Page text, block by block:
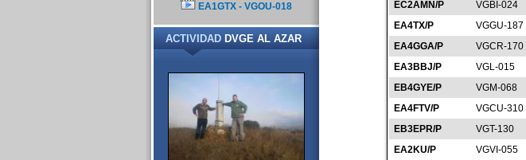
EC2AMN/P
VGBI-024
EA4TX/P
VGGU-187
EA4GGA/P
VGCR-170
EA3BBJ/P
VGL-015
EB4GYE/P
VGM-068
EA4FTV/P
VGCU-310
EB3EPR/P
VGT-130
EA2KU/P
VGVI-055
EA1GTX - VGOU-018
ACTIVIDADDVGE AL AZAR